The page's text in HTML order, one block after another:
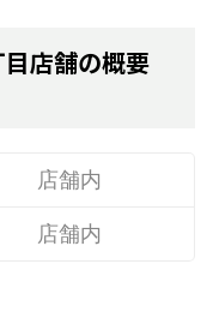
店舗の概要
店舗内
店舗内